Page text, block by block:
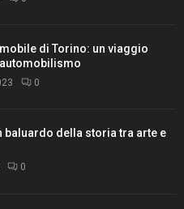
di Torino: un viaggio
0
baluardo della storia tra arte e
0